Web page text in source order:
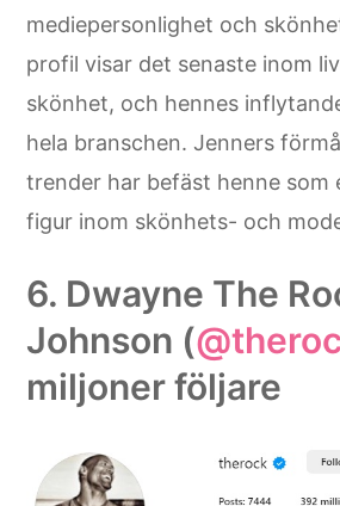
mediepersonlighet och
profil visar det senaste inom
skönhet, och hennes
hela branschen. Jenners
trender har befäst henne som
figur inom skönhets- och
6. Dwayne The
Johnson (
miljoner följare